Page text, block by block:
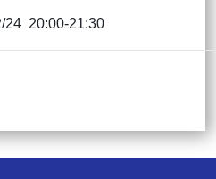
24 20:00-21:30